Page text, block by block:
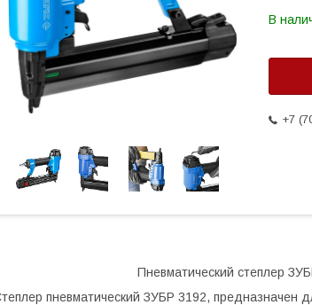
В
+7
Пневматический степлер
пневматический ЗУБР 3192, предназначен